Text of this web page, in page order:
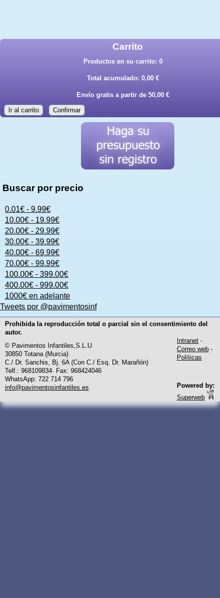
Carrito
Productos en su carrito: 0
Total acumulado: 0,00 €
Envío gratis a partir de 50,00 €
Ir al carrito Confirmar
Buscar por precio
0.01€ - 9.99€
10.00€ - 19.99€
20.00€ - 29.99€
30.00€ - 39.99€
40.00€ - 69.99€
70.00€ - 99.99€
100.00€ - 399.00€
400.00€ - 999.00€
1000€ en adelante
Tweets por @pavimentosinf
Prohibida la reproducción total o parcial sin el consentimiento del
autor.
© Pavimentos Infantiles,S.L.U
30850 Totana (Murcia)
C./ Dr. Sanchis, Bj. 6A (Con C./ Esq. Dr. Marañón)
Telf.: 968109834· Fax: 968424046
WhatsApp: 722 714 796
info@pavimentosinfantiles.es
Intranet -
Correo web -
Políticas
Powered by:
Superweb